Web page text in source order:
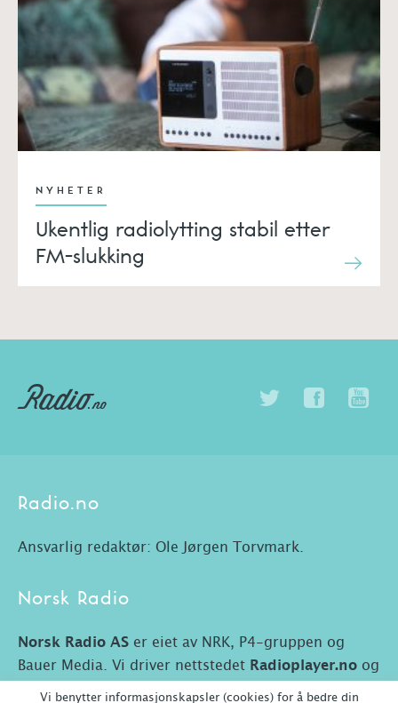
NYHETER
Ukentlig radiolytting stabil etter
FM-slukking
Radio.no
Ansvarlig redaktør: Ole Jørgen Torvmark.
Norsk Radio
Norsk Radio AS er eiet av NRK, P4-gruppen og
Bauer Media. Vi driver nettstedet Radioplayer.no og
Vi benytter informasjonskapsler (cookies) for å bedre din